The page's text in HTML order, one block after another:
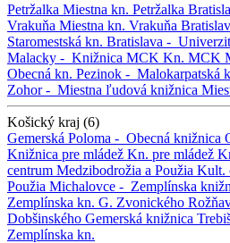
Petržalka Miestna kn. Petržalka
Vrakuňa Miestna kn. Vrakuňa
Staromestská kn. Bratislava -
Malacky - Knižnica MCK Kn. MCK
Obecná kn. Pezinok - Malokarpatská
Zohor - Miestna ľudová knižnica
Košický kraj (6)
Gemerská Poloma - Obecná knižnica
Knižnica pre mládež Kn. pre mládež
centrum Medzibodrožia a Použia Kult.
Použia Michalovce - Zemplínska
Zemplínska kn. G. Zvonického
Dobšinského Gemerská knižnica
Zemplínska kn.